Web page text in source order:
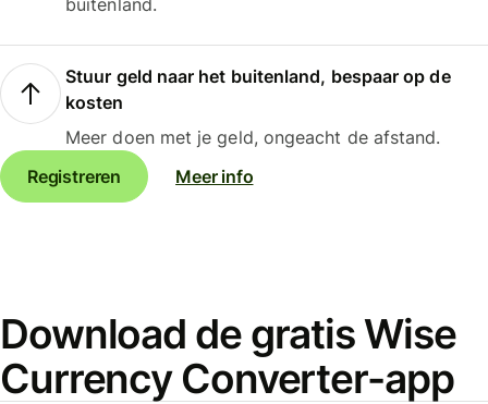
buitenland.
Stuur geld naar het buitenland, bespaar op de
kosten
Meer doen met je geld, ongeacht de afstand.
Registreren
Meer info
Download de gratis Wise
Currency Converter-app